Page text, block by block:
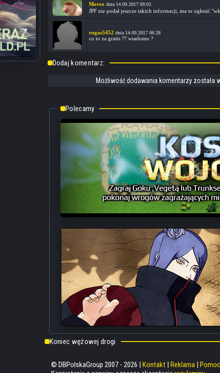
Morex dnia 14.09.2017 09:02
JPF nie podał jeszcze takich informacji, ma to ogłosić
rogas5452 dnia 14.09.2017 06:28
co to za gratis ?? wiadomo ?
Dodaj komentarz:
Możliwość dodawania komentarzy została
Koniec wężowej drogi
© DBPolskaGroup 2007 - 2026 | Kontakt| Reklama| Pomoc
Polecamy